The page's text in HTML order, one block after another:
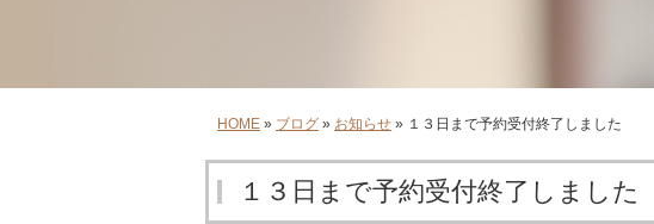
HOME » ブログ » お知らせ » １３日まで予約受付終了しました
１３日まで予約受付終了しました